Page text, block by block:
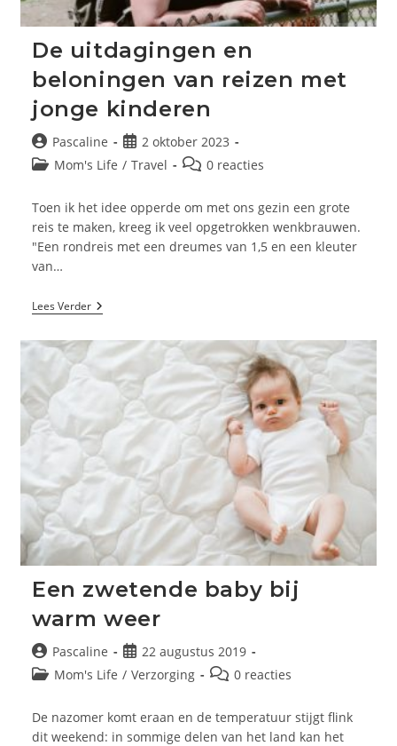
De uitdagingen en
beloningen van reizen met
jonge kinderen
Bericht
auteur:
Pascaline
Bericht
gepubliceerd
2 oktober 2023
Berichtcategorie:
Mom's Life / Travel
Bericht0 reacties
Toen ik het idee opperde om met ons gezin een grote
reis te maken, kreeg ik veel opgetrokken wenkbrauwen.
"Een rondreis met een dreumes van 1,5 en een kleuter
van…
Lees VerderDe
Uitdagingen
Beloningen
Van
Reizen
Kinderen
Een zwetende baby bij
warm weer
Bericht
auteur:
Pascaline
Bericht
gepubliceerd
22 augustus 2019
Berichtcategorie:
Mom's Life / Verzorging
Bericht0 reacties
De nazomer komt eraan en de temperatuur stijgt flink
dit weekend: in sommige delen van het land kan het